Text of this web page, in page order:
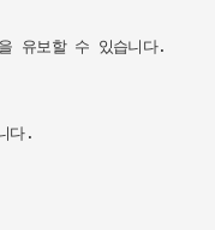
유보할 수 있습니다.
다.